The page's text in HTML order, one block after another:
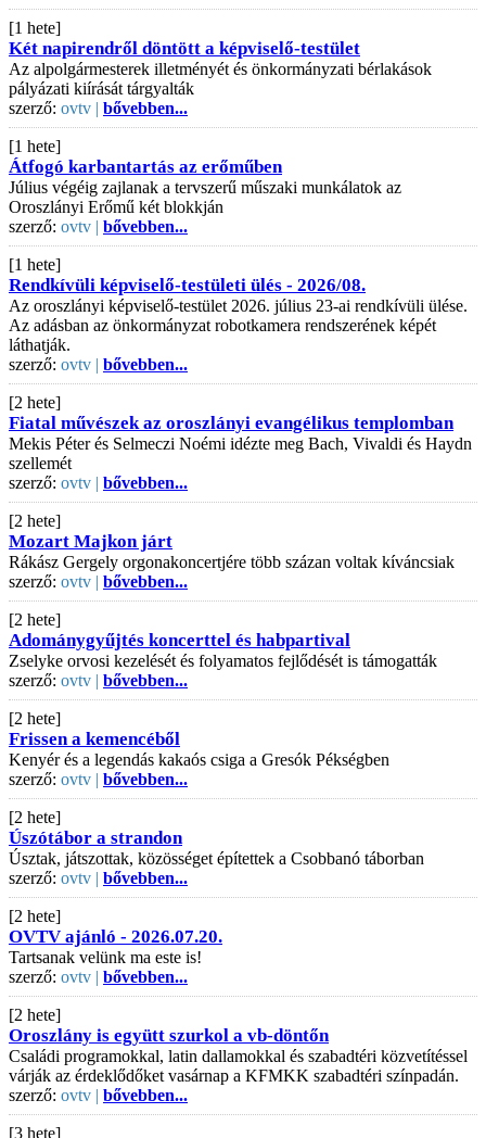
[1 hete]
Két napirendről döntött a képviselő-testület
Az alpolgármesterek illetményét és önkormányzati bérlakások
pályázati kiírását tárgyalták
szerző: ovtv | bővebben...
[1 hete]
Átfogó karbantartás az erőműben
Július végéig zajlanak a tervszerű műszaki munkálatok az
Oroszlányi Erőmű két blokkján
szerző: ovtv | bővebben...
[1 hete]
Rendkívüli képviselő-testületi ülés - 2026/08.
Az oroszlányi képviselő-testület 2026. július 23-ai rendkívüli ülése.
Az adásban az önkormányzat robotkamera rendszerének képét
láthatják.
szerző: ovtv | bővebben...
[2 hete]
Fiatal művészek az oroszlányi evangélikus templomban
Mekis Péter és Selmeczi Noémi idézte meg Bach, Vivaldi és Haydn
szellemét
szerző: ovtv | bővebben...
[2 hete]
Mozart Majkon járt
Rákász Gergely orgonakoncertjére több százan voltak kíváncsiak
szerző: ovtv | bővebben...
[2 hete]
Adománygyűjtés koncerttel és habpartival
Zselyke orvosi kezelését és folyamatos fejlődését is támogatták
szerző: ovtv | bővebben...
[2 hete]
Frissen a kemencéből
Kenyér és a legendás kakaós csiga a Gresók Pékségben
szerző: ovtv | bővebben...
[2 hete]
Úszótábor a strandon
Úsztak, játszottak, közösséget építettek a Csobbanó táborban
szerző: ovtv | bővebben...
[2 hete]
OVTV ajánló - 2026.07.20.
Tartsanak velünk ma este is!
szerző: ovtv | bővebben...
[2 hete]
Oroszlány is együtt szurkol a vb-döntőn
Családi programokkal, latin dallamokkal és szabadtéri közvetítéssel
várják az érdeklődőket vasárnap a KFMKK szabadtéri színpadán.
szerző: ovtv | bővebben...
[3 hete]